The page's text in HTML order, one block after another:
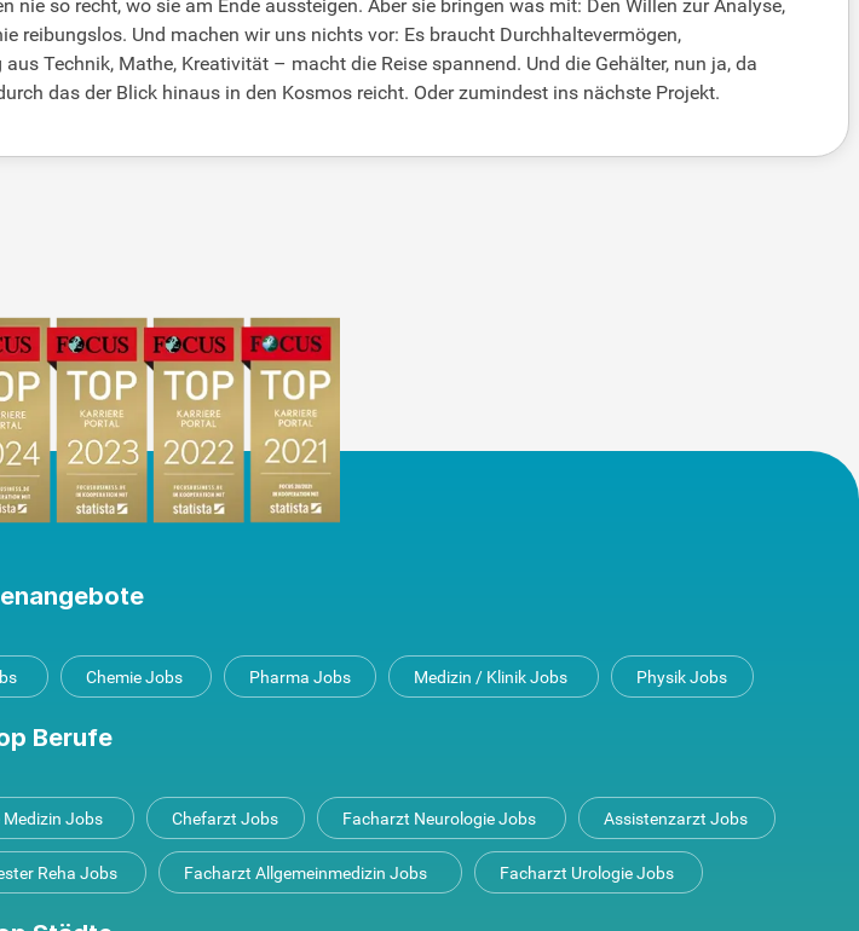
so recht, wo sie am Ende aussteigen. Aber sie bringen was mit: Den Willen zur Analyse,
reibungslos. Und machen wir uns nichts vor: Es braucht Durchhaltevermögen,
Technik, Mathe, Kreativität – macht die Reise spannend. Und die Gehälter, nun ja, da
das der Blick hinaus in den Kosmos reicht. Oder zumindest ins nächste Projekt.
Chemie Jobs Pharma Jobs Medizin / Klinik Jobs Physik Jobs
Berufe
Jobs Chefarzt Jobs Facharzt Neurologie Jobs Assistenzarzt Jobs
Reha Jobs Facharzt Allgemeinmedizin Jobs Facharzt Urologie Jobs